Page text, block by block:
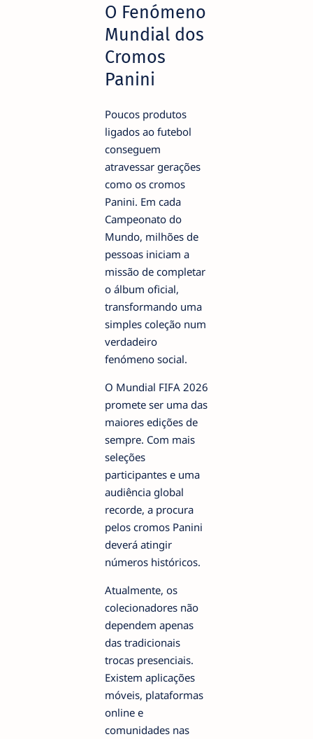
O Fenómeno
Mundial dos
Cromos
Panini
Poucos produtos
ligados ao futebol
conseguem
atravessar gerações
como os cromos
Panini. Em cada
Campeonato do
Mundo, milhões de
pessoas iniciam a
missão de completar
o álbum oficial,
transformando uma
simples coleção num
verdadeiro
fenómeno social.
O Mundial FIFA 2026
promete ser uma das
maiores edições de
sempre. Com mais
seleções
participantes e uma
audiência global
recorde, a procura
pelos cromos Panini
deverá atingir
números históricos.
Atualmente, os
colecionadores não
dependem apenas
das tradicionais
trocas presenciais.
Existem aplicações
móveis, plataformas
online e
comunidades nas